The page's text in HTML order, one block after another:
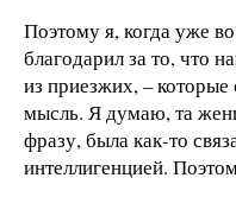
Поэтому я, когда уже
благодарил за то, что
из приезжих, –
мысль. Я думаю, та
фразу, была как-то
интеллигенцией.